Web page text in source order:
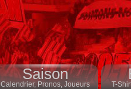
Saison
Calendrier,Pronos, Joueurs T-